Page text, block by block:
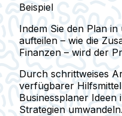
Beispiel
Indem Sie den Plan
aufteilen – wie die
Finanzen – wird der
Durch schrittweises
verfügbarer
Businessplaner Ideen
Strategien umwandeln.